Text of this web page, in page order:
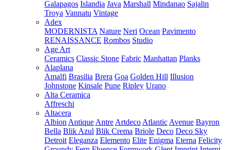
Galapagos Islandia Java Marshall Mindanao Sajalin
Troya Vannatu Vintage
Adex
MODERNISTA Nature Neri Ocean Pavimento
RENAISSANCE Rombos Studio
Age Art
Ceramics Classic Stone Fabric Manhattan Planks
Alaplana
Amalfi Brasilia Brera Goa Golden Hill Illusion
Johnstone Kinsale Pune Ripley Urano
Alta Ceramica
Affreschi
Altacera
Albion Antique Antre Artdeco Atlantic Avenue Bayron
Bella Blik Azul Blik Crema Briole Deco Deco Sky
Detroit Eleganza Elemento Elite Enigma Eterna Felicity